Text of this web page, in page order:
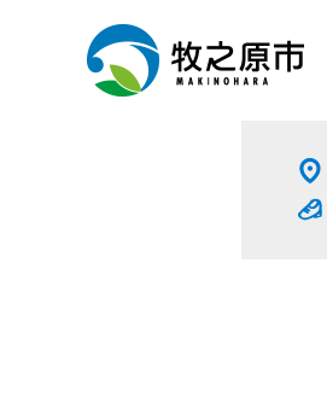
ー
ジ
の
ニ
ュ
ー